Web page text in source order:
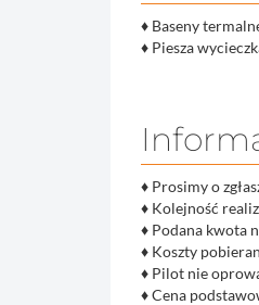
♦ Baseny
♦ Piesza
♦ Prosimy o
♦ Kolejność
♦ Podana kwota
♦ Koszty
♦ Pilot nie
♦Cena